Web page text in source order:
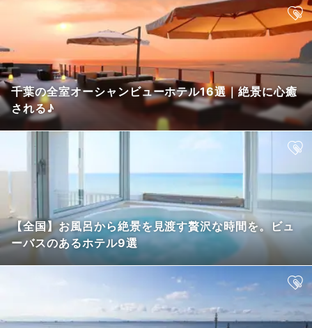
千葉の全室オーシャンビューホテル16選｜絶景に心癒
される♪
【全国】お風呂から絶景を見渡す贅沢な時間を。ビュ
ーバスのあるホテル9選